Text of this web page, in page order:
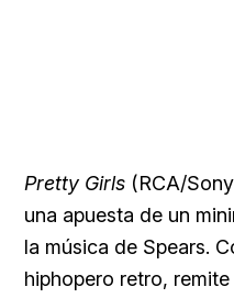
Pretty Girls (RCA/
una apuesta de un
la música de Spears.
hiphopero retro,